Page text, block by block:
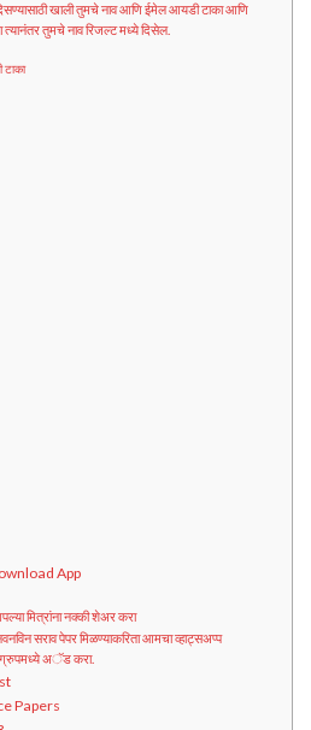
खाली तुमचे नाव आणि ईमेल आयडी टाका आणि
तुमचे नाव रिजल्ट मध्ये दिसेल.
App
मित्रांना नक्की शेअर करा
सराव पेपर मिळण्याकरिता आमचा व्हाट्सअप्प
ग्रुपमध्ये अॅड करा.
Papers